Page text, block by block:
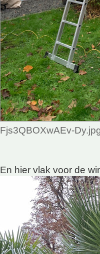
Fjs3QBOXwAEv-
En hier vlak voor de